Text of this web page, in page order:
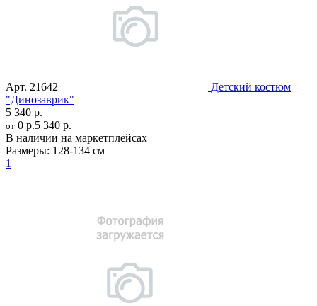
Арт. 21642
Детский костюм
"Динозаврик"
5 340 р.
от 0 р.5 340 р.
В наличии на маркетплейсах
Размеры: 128-134 см
1